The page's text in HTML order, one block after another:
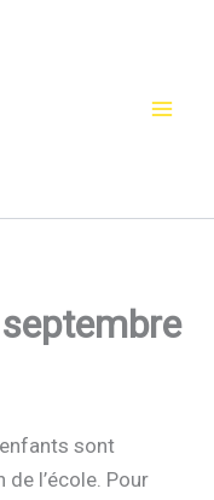
sont
l’école. Pour